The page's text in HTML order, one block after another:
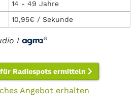
14 - 49 Jahre
10,95€ / Sekunde
I
Radiospots ermitteln
Angebot erhalten